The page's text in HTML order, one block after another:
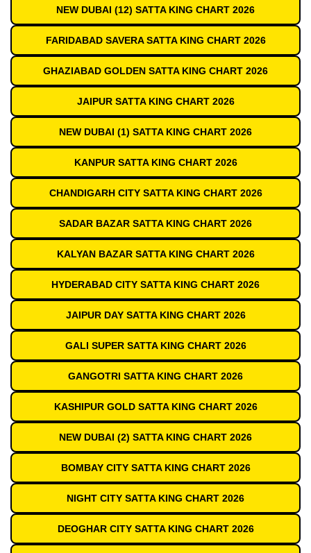
NEW DUBAI (12) SATTA KING CHART 2026
FARIDABAD SAVERA SATTA KING CHART 2026
GHAZIABAD GOLDEN SATTA KING CHART 2026
JAIPUR SATTA KING CHART 2026
NEW DUBAI (1) SATTA KING CHART 2026
KANPUR SATTA KING CHART 2026
CHANDIGARH CITY SATTA KING CHART 2026
SADAR BAZAR SATTA KING CHART 2026
KALYAN BAZAR SATTA KING CHART 2026
HYDERABAD CITY SATTA KING CHART 2026
JAIPUR DAY SATTA KING CHART 2026
GALI SUPER SATTA KING CHART 2026
GANGOTRI SATTA KING CHART 2026
KASHIPUR GOLD SATTA KING CHART 2026
NEW DUBAI (2) SATTA KING CHART 2026
BOMBAY CITY SATTA KING CHART 2026
NIGHT CITY SATTA KING CHART 2026
DEOGHAR CITY SATTA KING CHART 2026